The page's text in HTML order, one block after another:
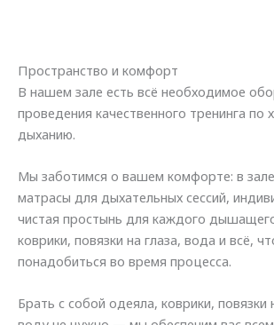
Пространство и комфорт
В нашем зале есть всё необходимое
проведения качественного тренинга по
дыханию.
Мы заботимся о вашем комфорте: в
матрасы для дыхательных сессий,
чистая простынь для каждого
коврики, повязки на глаза, вода и всё,
понадобиться во время процесса.
Брать с собой одеяла, коврики, повязки